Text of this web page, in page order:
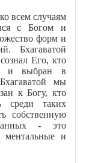
всем случаям
с Богом и
форм и
Бхагаватой
Его, кто
и выбран в
мы
к Богу, кто
таких
собственную
- это
ментальные и